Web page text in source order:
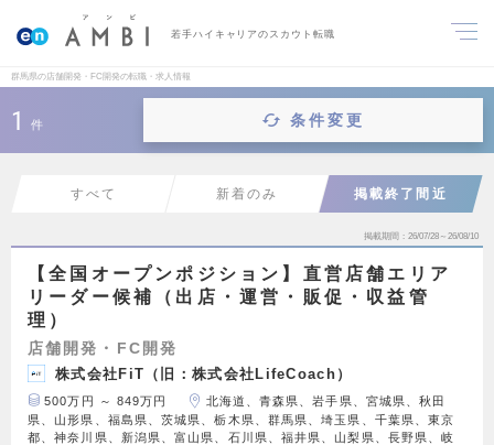
若手ハイキャリアのスカウト転職
群馬県の店舗開発・FC開発の転職・求人情報
1 件 条件変更
すべて 新着のみ 掲載終了間近
掲載期間 26/07/28～26/08/10
【全国オープンポジション】直営店舗エリア
リーダー候補（出店・運営・販促・収益管
理）
店舗開発・FC開発
株式会社FiT（旧：株式会社LifeCoach）
500万円 ～ 849万円
北海道、青森県、岩手県、宮城県、秋田
県、山形県、福島県、茨城県、栃木県、群馬県、埼玉県、千葉県、東京
都、神奈川県、新潟県、富山県、石川県、福井県、山梨県、長野県、岐